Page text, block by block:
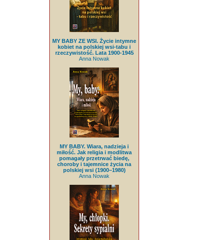
MY BABY ZE WSI. Życie intymne
kobiet na polskiej wsi-tabu i
rzeczywistość. Lata 1900-1945
Anna Nowak
MY BABY. Wiara, nadzieja i
miłość. Jak religia i modlitwa
pomagały przetrwać biedę,
choroby i tajemnice życia na
polskiej wsi (1900–1980)
Anna Nowak